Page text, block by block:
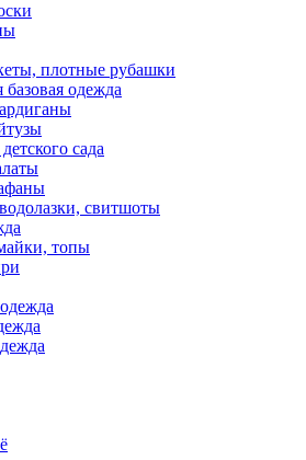
плотные рубашки
одежда
сада
свитшоты
топы